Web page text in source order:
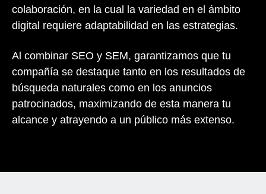
colaboración, en la cual la variedad en el ámbito
digital requiere adaptabilidad en las estrategias.
Al combinar SEO y SEM, garantizamos que tu
compañía se destaque tanto en los resultados de
búsqueda naturales como en los anuncios
patrocinados, maximizando de esta manera tu
alcance y atrayendo a un público más extenso.